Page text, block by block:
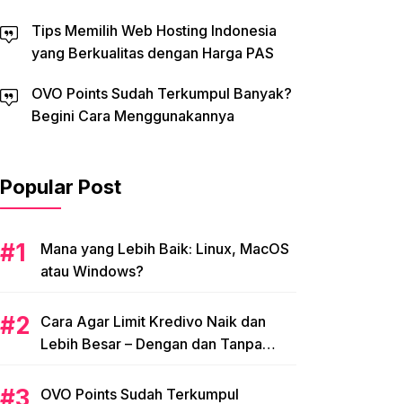
Tips Memilih Web Hosting Indonesia
yang Berkualitas dengan Harga PAS
OVO Points Sudah Terkumpul Banyak?
Begini Cara Menggunakannya
Popular Post
Mana yang Lebih Baik: Linux, MacOS
atau Windows?
Cara Agar Limit Kredivo Naik dan
Lebih Besar – Dengan dan Tanpa
OVO Points Sudah Terkumpul